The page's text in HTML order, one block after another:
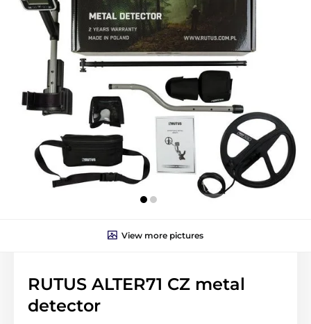
View more pictures
RUTUS ALTER71 CZ metal
detector